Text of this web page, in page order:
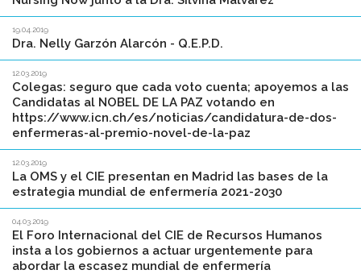
19.04.2019
Dra. Nelly Garzón Alarcón - Q.E.P.D.
12.03.2019
Colegas: seguro que cada voto cuenta; apoyemos a las
Candidatas al NOBEL DE LA PAZ votando en
https://www.icn.ch/es/noticias/candidatura-de-dos-
enfermeras-al-premio-novel-de-la-paz
12.03.2019
La OMS y el CIE presentan en Madrid las bases de la
estrategia mundial de enfermería 2021-2030
04.03.2019
El Foro Internacional del CIE de Recursos Humanos
insta a los gobiernos a actuar urgentemente para
abordar la escasez mundial de enfermería